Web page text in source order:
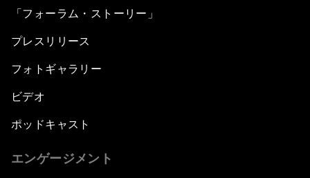
「フォーラム・ストーリー」
プレスリリース
フォトギャラリー
ビデオ
ポッドキャスト
エンゲージメント